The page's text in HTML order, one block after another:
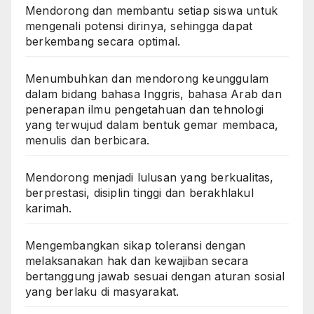
Mendorong dan membantu setiap siswa untuk
mengenali potensi dirinya, sehingga dapat
berkembang secara optimal.
Menumbuhkan dan mendorong keunggulam
dalam bidang bahasa Inggris, bahasa Arab dan
penerapan ilmu pengetahuan dan tehnologi
yang terwujud dalam bentuk gemar membaca,
menulis dan berbicara.
Mendorong menjadi lulusan yang berkualitas,
berprestasi, disiplin tinggi dan berakhlakul
karimah.
Mengembangkan sikap toleransi dengan
melaksanakan hak dan kewajiban secara
bertanggung jawab sesuai dengan aturan sosial
yang berlaku di masyarakat.